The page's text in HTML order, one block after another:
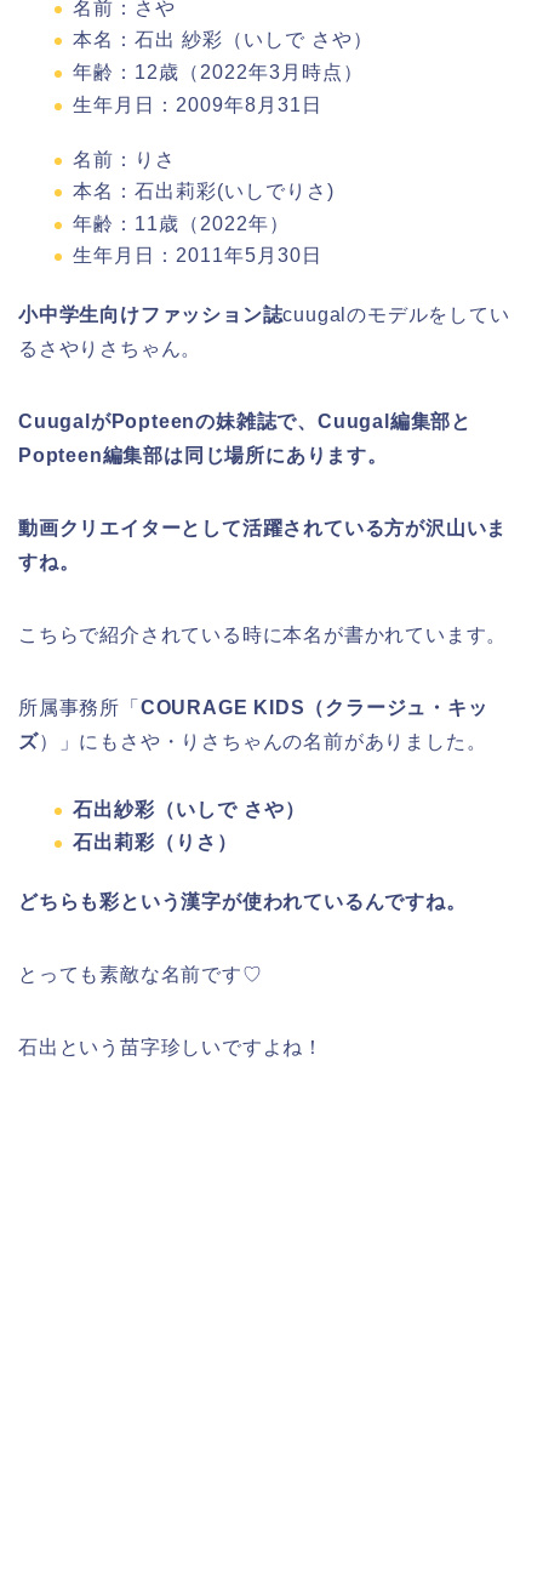
名前：さや
本名：石出 紗彩（いしで さや）
年齢：12歳（2022年3月時点）
生年月日：2009年8月31日
名前：りさ
本名：石出莉彩(いしでりさ)
年齢：11歳（2022年）
生年月日：2011年5月30日
小中学生向けファッション誌cuugalのモデルをしてい
るさやりさちゃん。
CuugalがPopteenの妹雑誌で、Cuugal編集部と
Popteen編集部は同じ場所にあります。
動画クリエイターとして活躍されている方が沢山いま
すね。
こちらで紹介されている時に本名が書かれています。
所属事務所「 COURAGE KIDS（クラージュ・キッ
ズ）」にもさや・りさちゃんの名前がありました。
石出紗彩（いしで さや）
石出莉彩（りさ）
どちらも彩という漢字が使われているんですね。
とっても素敵な名前です♡
石出という苗字珍しいですよね！